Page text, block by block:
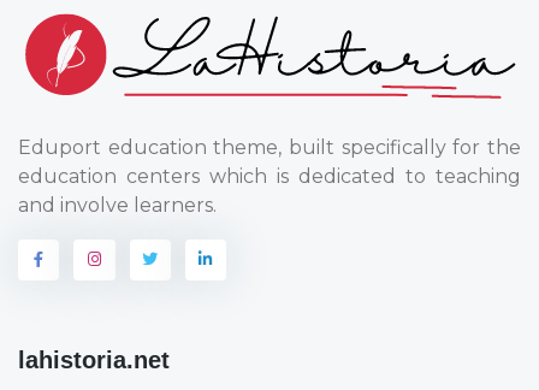
Eduport education theme, built specifically for the
education centers which is dedicated to teaching
and involve learners.
lahistoria.net